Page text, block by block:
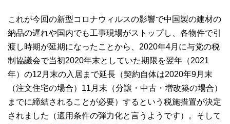
これが今回の新型コロナウィルスの影響で中国製の建材の
納品の遅れや国内でも工事現場がストップし、各物件で引
渡し時期が延期になったことから、2020年4月に与党の税
制協議会で当初2020年末としていた期限を翌年（2021
年）の12月末の入居まで延長（契約自体は2020年9月末
（注文住宅の場合）11月末（分譲・中古・増改築の場合）
までに締結されることが必要）するという税施措置が決定
されました（適用条件の弾力化と言うようです）。そして